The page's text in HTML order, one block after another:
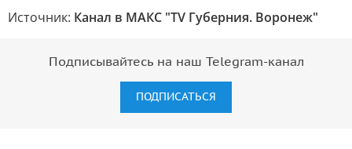
Источник: Канал в МАКС "TV Губерния. Воронеж"
Подписывайтесь на наш Telegram-канал
ПОДПИСАТЬСЯ